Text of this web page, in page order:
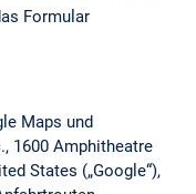
Formular
Maps und
1600 Amphitheatre
States („Google“),